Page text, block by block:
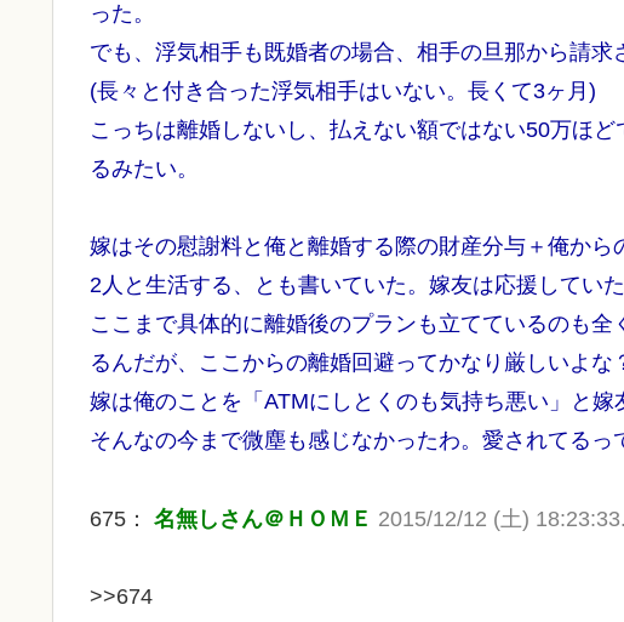
った。
でも、浮気相手も既婚者の場合、相手の旦那から請求
(長々と付き合った浮気相手はいない。長くて3ヶ月)
こっちは離婚しないし、払えない額ではない50万ほ
るみたい。
嫁はその慰謝料と俺と離婚する際の財産分与＋俺か
2人と生活する、とも書いていた。嫁友は応援していた
ここまで具体的に離婚後のプランも立てているのも
るんだが、ここからの離婚回避ってかなり厳しいよな
嫁は俺のことを「ATMにしとくのも気持ち悪い」と嫁
そんなの今まで微塵も感じなかったわ。愛されてるっ
675： 名無しさん＠ＨＯＭＥ 2015/12/12 (土)
>>674